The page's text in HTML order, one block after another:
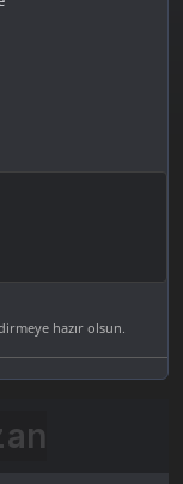
hazır olsun.